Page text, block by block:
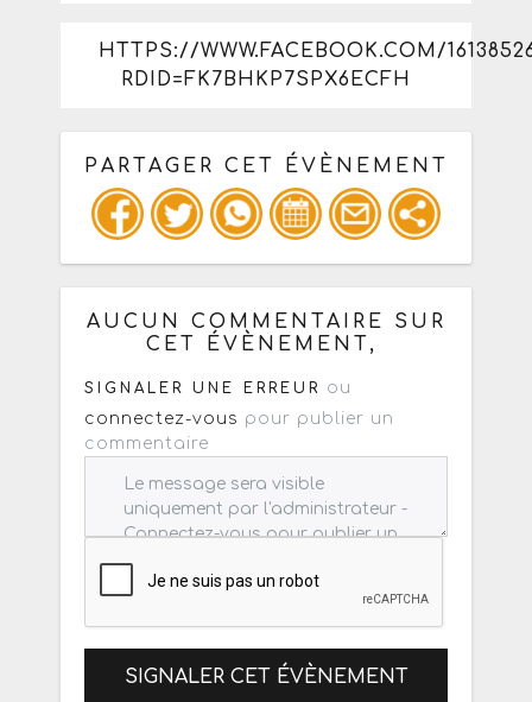
HTTPS://WWW.FACEBOOK.COM/
RDID=FK7BHKP7SPX6ECFH
PARTAGER CET ÉVÈNEMENT
Copiez les infos ci-dessous pour un
: mail / forum / réseau social
AUCUN COMMENTAIRE SUR
CET ÉVÈNEMENT,
SIGNALER UNE ERREUR
ou
connectez-vous pour publier un
commentaire
SIGNALER CET ÉVÈNEMENT